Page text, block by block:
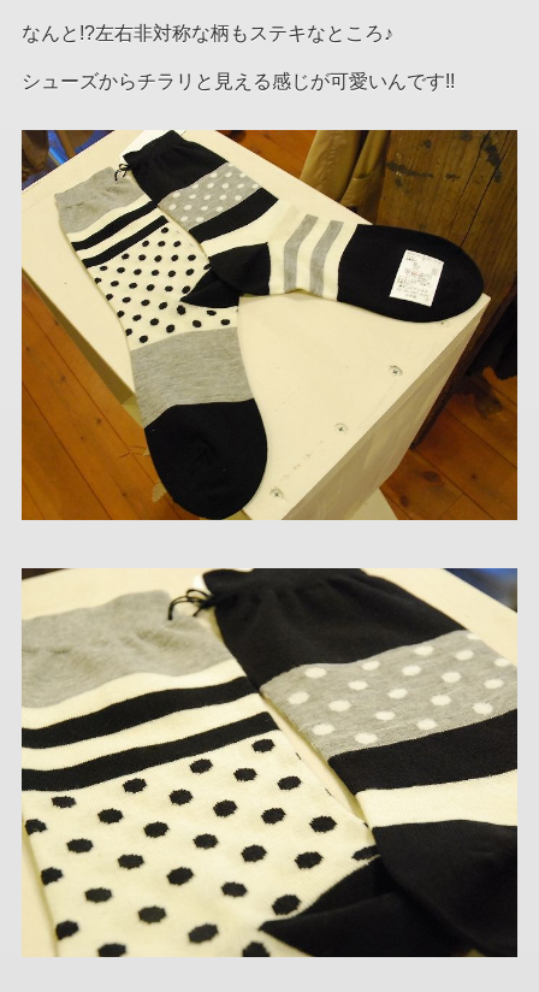
なんと!?左右非対称な柄もステキなところ♪
シューズからチラリと見える感じが可愛いんです!!